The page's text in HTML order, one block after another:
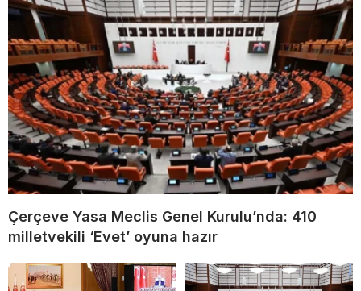
Çerçeve Yasa Meclis Genel Kurulu’nda: 410
milletvekili ‘Evet’ oyuna hazır